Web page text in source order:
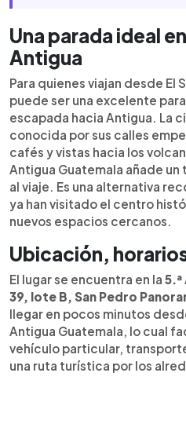
Una parada ideal
Antigua
Para quienes viajan desde El
puede ser una excelente
escapada hacia Antigua. La
conocida por sus calles
cafés y vistas hacia los
Antigua Guatemala añade
al viaje. Es una alternativa
ya han visitado el centro
nuevos espacios cercanos.
Ubicación,
El lugar se encuentra en la 5.ª
39, lote B, San Pedro
llegar en pocos minutos
Antigua Guatemala, lo cual
vehículo particular,
una ruta turística por los